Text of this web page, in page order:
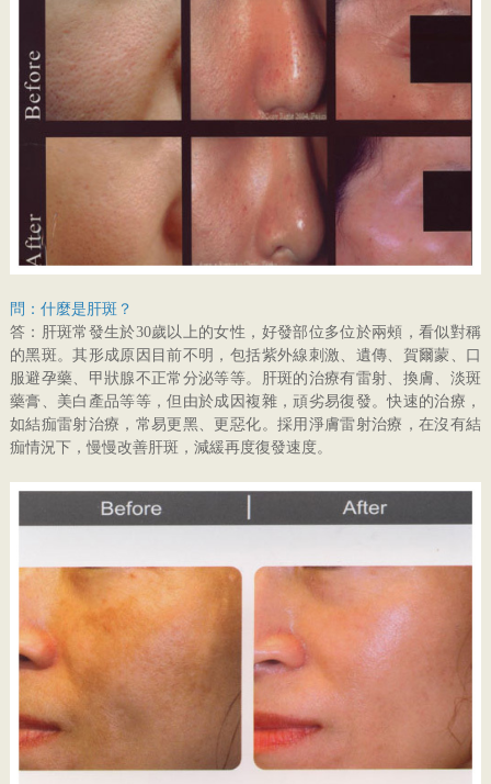
問：什麼是肝斑？
答：肝斑常發生於30歲以上的女性，好發部位多位於兩頰，看似對稱
的黑斑。其形成原因目前不明，包括紫外線刺激、遺傳、賀爾蒙、口
服避孕藥、甲狀腺不正常分泌等等。肝斑的治療有雷射、換膚、淡斑
藥膏、美白產品等等，但由於成因複雜，頑劣易復發。快速的治療，
如結痂雷射治療，常易更黑、更惡化。採用淨膚雷射治療，在沒有結
痂情況下，慢慢改善肝斑，減緩再度復發速度。